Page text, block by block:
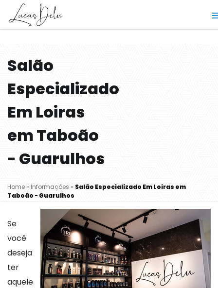
Salão
Especializado
Em Loiras
em Taboão
- Guarulhos
Home » Informações » Salão Especializado Em Loiras em
Taboão - Guarulhos
Se
você
deseja
ter
aquele